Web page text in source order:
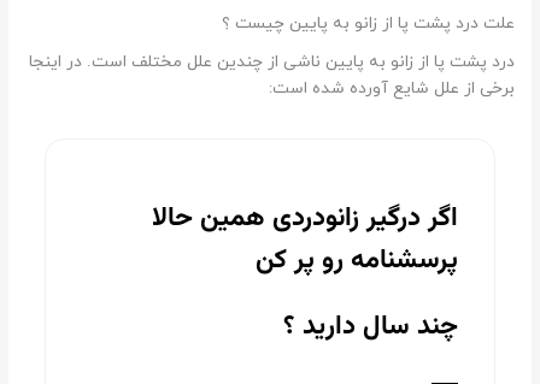
علت درد پشت پا از زانو به پایین چیست ؟
درد پشت پا از زانو به پایین ناشی از چندین علل مختلف است. در اینجا
برخی از علل شایع آورده شده است: